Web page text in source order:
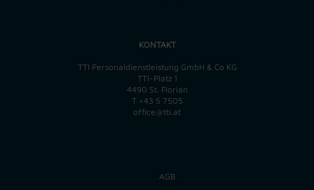
KONTAKT
TTI Personaldienstleistung GmbH & Co KG
TTI-Platz 1
4490 St. Florian
T +43 5 7505
office@tti.at
AGB